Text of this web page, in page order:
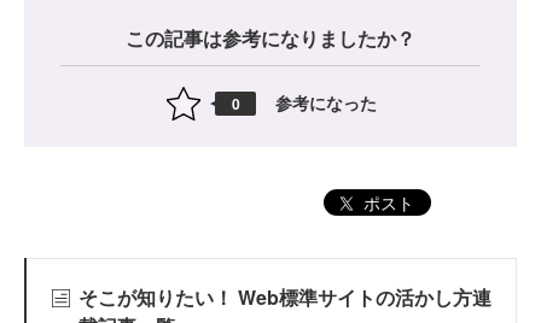
この記事は参考になりましたか？
0 参考になった
ポスト
そこが知りたい！ Web標準サイトの活かし方連